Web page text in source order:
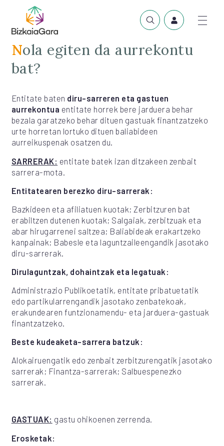
Nola egiten da aurrekontu
bat?
Entitate baten diru-sarreren eta gastuen
aurrekontua entitate horrek bere jarduera behar
bezala garatzeko behar dituen gastuak finantzatzeko
urte horretan lortuko dituen baliabideen
aurreikuspenak osatzen du.
SARRERAK: entitate batek izan ditzakeen zenbait
sarrera-mota.
Entitatearen berezko diru-sarrerak:
Bazkideen eta afiliatuen kuotak; Zerbitzuren bat
erabiltzen dutenen kuotak; Salgaiak, zerbitzuak eta
abar hirugarrenei saltzea; Baliabideak erakartzeko
kanpainak; Babesle eta laguntzaileengandik jasotako
diru-sarrerak.
Dirulaguntzak, dohaintzak eta legatuak:
Administrazio Publikoetatik, entitate pribatuetatik
edo partikularrengandik jasotako zenbatekoak,
erakundearen funtzionamendu- eta jarduera-gastuak
finantzatzeko.
Beste kudeaketa-sarrera batzuk:
Alokairuengatik edo zenbait zerbitzurengatik jasotako
sarrerak; Finantza-sarrerak; Salbuespenezko
sarrerak.
GASTUAK: gastu ohikoenen zerrenda.
Erosketak: